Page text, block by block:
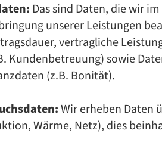
Das sind Daten, die wir
unserer Leistungen
vertragliche
Kundenbetreuung) sowie
(z.B. Bonität).
Wir er­he­ben Da­ten
Wär­me, Netz), dies